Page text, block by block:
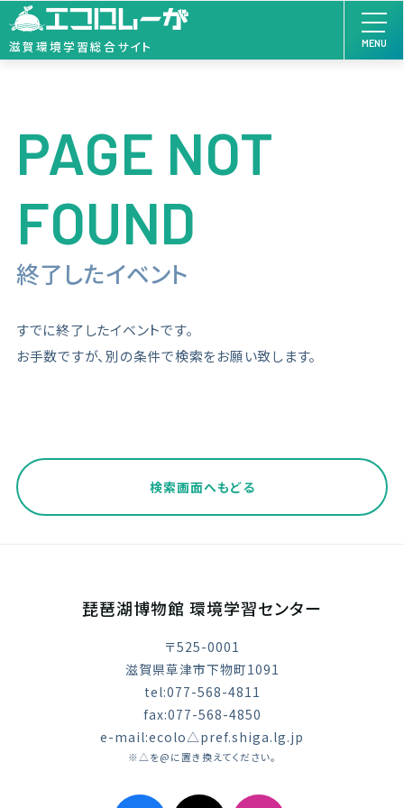
滋賀環境学習総合サイト MENU
PAGE NOT
FOUND
終了したイベント
すでに終了したイベントです。
お手数ですが、別の条件で検索をお願い致します。
検索画面へもどる
琵琶湖博物館 環境学習センター
〒525-0001
滋賀県草津市下物町1091
tel:077-568-4811
fax:077-568-4850
e-mail:ecolo△pref.shiga.lg.jp
※△を@に置き換えてください。